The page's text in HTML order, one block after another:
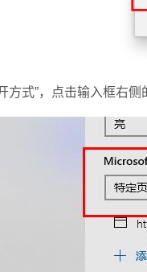
”，点击输入框右侧